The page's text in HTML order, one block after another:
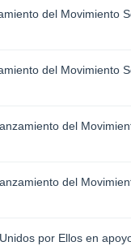
del Movimiento
del Movimiento
del
del
Unidos por Ellos en